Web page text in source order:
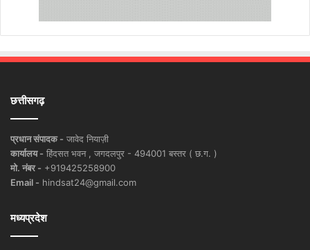
छत्तीसगढ़
प्रधान संपादक - जावेद नियाज़ी
कार्यालय - हिंदसत भवन , जगदलपुर - 494001 बस्तर ( छ.ग. )
मो. नंबर - +919425258900
Email - hindsat24@gmail.com
मध्यप्रदेश